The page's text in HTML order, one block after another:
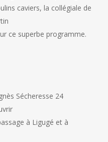
caviers, la collégiale de
ce superbe programme.
Sécheresse 24
à Ligugé et à